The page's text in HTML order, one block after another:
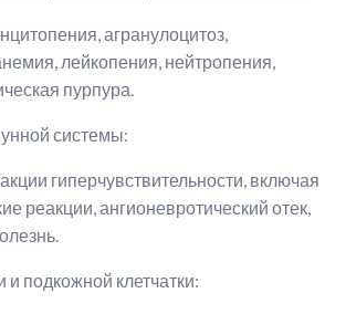
агранулоцитоз,
лейкопения, нейтропения,
пурпура.
системы:
гиперчувствительности, включая
реакции, ангионевротический отек,
подкожной клетчатки: